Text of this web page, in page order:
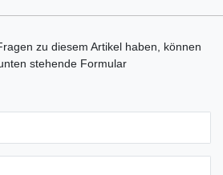
zu diesem Artikel haben, können
stehende Formular